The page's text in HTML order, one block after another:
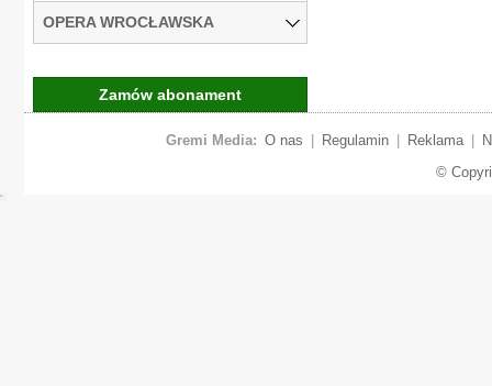
OPERA WROCŁAWSKA
Zamów abonament
Gremi Media: O nas Regulamin Reklama
©